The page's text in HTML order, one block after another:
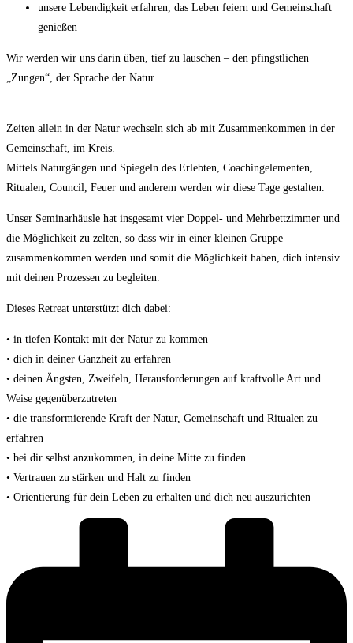
unsere Lebendigkeit erfahren, das Leben feiern und Gemeinschaft
genießen
Wir werden wir uns darin üben, tief zu lauschen – den pfingstlichen
„Zungen“, der Sprache der Natur.
Zeiten allein in der Natur wechseln sich ab mit Zusammenkommen in der
Gemeinschaft, im Kreis.
Mittels Naturgängen und Spiegeln des Erlebten, Coachingelementen,
Ritualen, Council, Feuer und anderem werden wir diese Tage gestalten.
Unser Seminarhäusle hat insgesamt vier Doppel- und Mehrbettzimmer und
die Möglichkeit zu zelten, so dass wir in einer kleinen Gruppe
zusammenkommen werden und somit die Möglichkeit haben, dich intensiv
mit deinen Prozessen zu begleiten.
Dieses Retreat unterstützt dich dabei:
• in tiefen Kontakt mit der Natur zu kommen
• dich in deiner Ganzheit zu erfahren
• deinen Ängsten, Zweifeln, Herausforderungen auf kraftvolle Art und
Weise gegenüberzutreten
• die transformierende Kraft der Natur, Gemeinschaft und Ritualen zu
erfahren
• bei dir selbst anzukommen, in deine Mitte zu finden
• Vertrauen zu stärken und Halt zu finden
• Orientierung für dein Leben zu erhalten und dich neu auszurichten